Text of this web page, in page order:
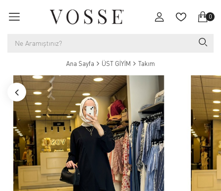
0
Ana Sayfa ÜST GİYİM Takım